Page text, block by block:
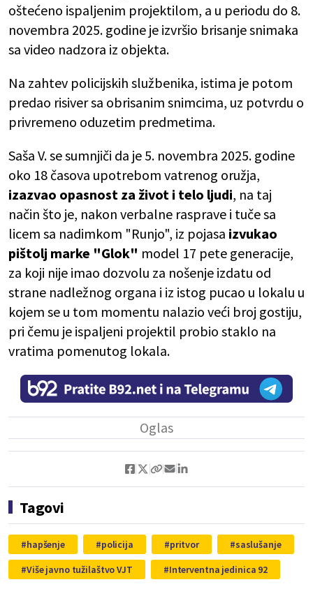
oštećeno ispaljenim projektilom, a u periodu do 8.
novembra 2025. godine je izvršio brisanje snimaka
sa video nadzora iz objekta.
Na zahtev policijskih službenika, istima je potom
predao risiver sa obrisanim snimcima, uz potvrdu o
privremeno oduzetim predmetima.
Saša V. se sumnjiči da je 5. novembra 2025. godine
oko 18 časova upotrebom vatrenog oružja,
izazvao opasnost za život i telo ljudi, na taj
način što je, nakon verbalne rasprave i tuče sa
licem sa nadimkom "Runjo", iz pojasa izvukao
pištolj marke "Glok" model 17 pete generacije,
za koji nije imao dozvolu za nošenje izdatu od
strane nadležnog organa i iz istog pucao u lokalu u
kojem se u tom momentu nalazio veći broj gostiju,
pri čemu je ispaljeni projektil probio staklo na
vratima pomenutog lokala.
Tagovi
hapšenje policija pritvor
saslušanje
Više javno tužilaštvo VJT
Interventna jedinica 92